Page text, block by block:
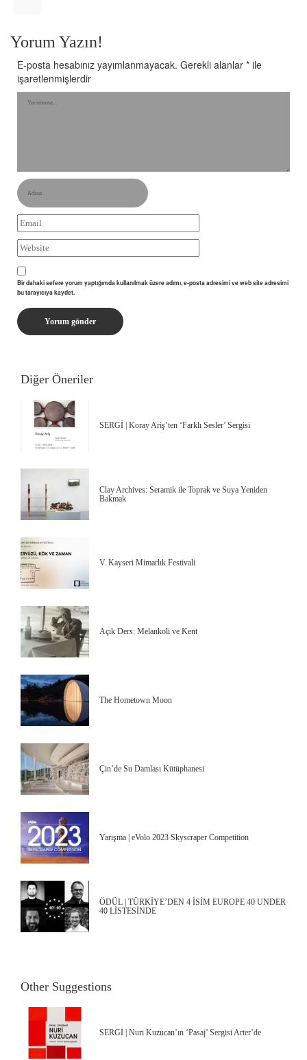
Yorum Yazın!
E-posta hesabınız yayımlanmayacak. Gerekli alanlar * ile
işaretlenmişlerdir
Bir dahaki sefere yorum yaptığımda kullanılmak üzere adımı, e-posta adresimi ve web site adresimi
bu tarayıcıya kaydet.
Diğer Öneriler
SERGİ | Koray Ariş’ten ‘Farklı Sesler’ Sergisi
Clay Archives: Seramik ile Toprak ve Suya Yeniden
Bakmak
V. Kayseri Mimarlık Festivali
Açık Ders: Melankoli ve Kent
The Hometown Moon
Çin’de Su Damlası Kütüphanesi
Yarışma | eVolo 2023 Skyscraper Competition
ÖDÜL | TÜRKİYE’DEN 4 İSİM EUROPE 40 UNDER
40 LİSTESİNDE
Other Suggestions
SERGİ | Nuri Kuzucan’ın ‘Pasaj’ Sergisi Arter’de